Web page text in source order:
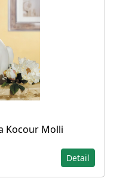
Kocour Molli
Detail